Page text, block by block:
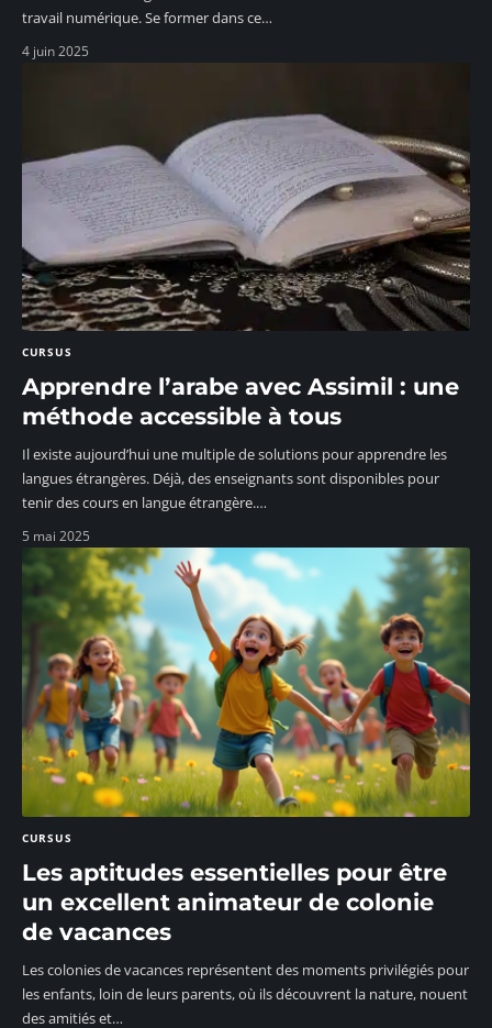
travail numérique. Se former dans ce…
4 juin 2025
CURSUS
Apprendre l’arabe avec Assimil : une
méthode accessible à tous
Il existe aujourd’hui une multiple de solutions pour apprendre les
langues étrangères. Déjà, des enseignants sont disponibles pour
tenir des cours en langue étrangère.…
5 mai 2025
CURSUS
Les aptitudes essentielles pour être
un excellent animateur de colonie
de vacances
Les colonies de vacances représentent des moments privilégiés pour
les enfants, loin de leurs parents, où ils découvrent la nature, nouent
des amitiés et…